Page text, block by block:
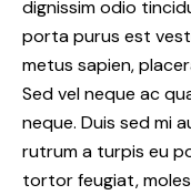
dignissim odio
porta purus est
metus sapien,
Sed vel neque ac
neque. Duis sed mi
rutrum a turpis eu
tortor feugiat,